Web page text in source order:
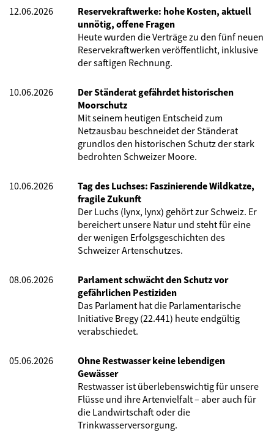
12.06.2026
Reservekraftwerke: hohe Kosten, aktuell
unnötig, offene Fragen
Heute wurden die Verträge zu den fünf neuen
Reservekraftwerken veröffentlicht, inklusive
der saftigen Rechnung.
10.06.2026
Der Ständerat gefährdet historischen
Moorschutz
Mit seinem heutigen Entscheid zum
Netzausbau beschneidet der Ständerat
grundlos den historischen Schutz der stark
bedrohten Schweizer Moore.
10.06.2026
Tag des Luchses: Faszinierende Wildkatze,
fragile Zukunft
Der Luchs (lynx, lynx) gehört zur Schweiz. Er
bereichert unsere Natur und steht für eine
der wenigen Erfolgsgeschichten des
Schweizer Artenschutzes.
08.06.2026
Parlament schwächt den Schutz vor
gefährlichen Pestiziden
Das Parlament hat die Parlamentarische
Initiative Bregy (22.441) heute endgültig
verabschiedet.
05.06.2026
Ohne Restwasser keine lebendigen
Gewässer
Restwasser ist überlebenswichtig für unsere
Flüsse und ihre Artenvielfalt – aber auch für
die Landwirtschaft oder die
Trinkwasserversorgung.